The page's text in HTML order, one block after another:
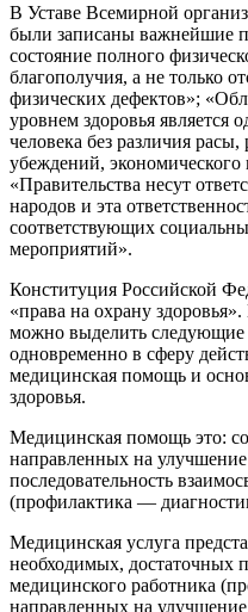
В Уставе Всемирной
были записаны важнейшие
состояние полного
благополучия, а не только
физических дефектов»;
уровнем здоровья является
человека без различия
убеждений,
«Правительства несут
народов и эта
соответствующих
мероприятий».
Конституция Российской
«права на охрану
можно выделить следующие
одновременно в сферу
медицинская помощь и
здоровья.
Медицинская помощь это:
направленных на улучшение
последовательность
(профилактика —
Медицинская услуга
необходимых, достаточных
медицинского работника
направленных на улучшение